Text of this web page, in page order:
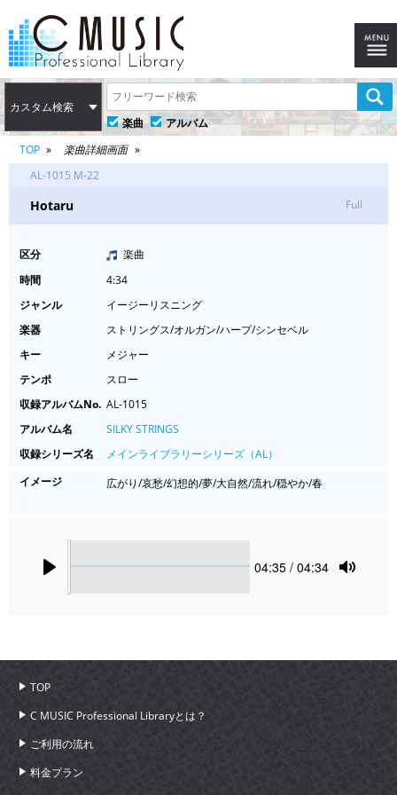
カスタム検索
楽曲
アルバム
TOP
楽曲詳細画面
AL-1015 M-22
Hotaru Full
区分
楽曲
時間
4:34
ジャンル
イージーリスニング
楽器
ストリングス/オルガン/ハープ/シンセベル
キー
メジャー
テンポ
スロー
収録アルバムNo. AL-1015
アルバム名
SILKY STRINGS
収録シリーズ名
メインライブラリーシリーズ（AL）
イメージ
広がり/哀愁/幻想的/夢/大自然/流れ/穏やか/春
Current
04:35 / 04:34
TOP
C MUSIC Professional Libraryとは？
ご利用の流れ
料金プラン